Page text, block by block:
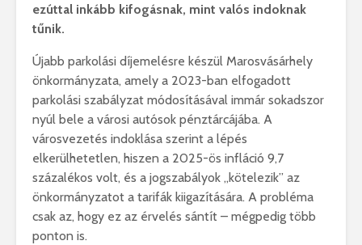
ezúttal inkább kifogásnak, mint valós indoknak
tűnik.
Újabb parkolási díjemelésre készül Marosvásárhely
önkormányzata, amely a 2023-ban elfogadott
parkolási szabályzat módosításával immár sokadszor
nyúl bele a városi autósok pénztárcájába. A
városvezetés indoklása szerint a lépés
elkerülhetetlen, hiszen a 2025-ös infláció 9,7
százalékos volt, és a jogszabályok „kötelezik” az
önkormányzatot a tarifák kiigazítására. A probléma
csak az, hogy ez az érvelés sántít – mégpedig több
ponton is.